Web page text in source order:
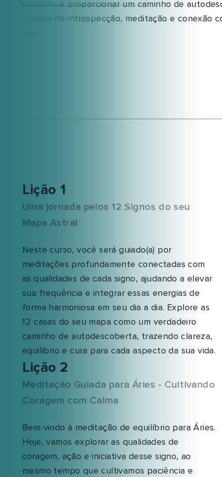
equilíbrio e proporcionar um caminho de
cósmica de introspecção, meditação e conexão
Lição 1
Uma jornada pelos 12 Signos do seu
Mapa Astral
Neste curso, você será guiado(a) por
meditações profundamente conectadas com
as qualidades de cada signo, ajudando a elevar
sua frequência e integrar essas energias de
forma harmoniosa em seu dia a dia. Explore as
12 casas do seu mapa como um verdadeiro
caminho de autodescoberta, trazendo clareza,
equilíbrio e cura para cada aspecto da sua vida.
Lição 2
Meditação Guiada para Áries - Cultivando
Coragem com Calma
Bem-vindo à meditação de equilíbrio para Áries.
Hoje, vamos explorar as qualidades de
coragem, ação e iniciativa desse signo, ao
mesmo tempo que cultivamos paciência e